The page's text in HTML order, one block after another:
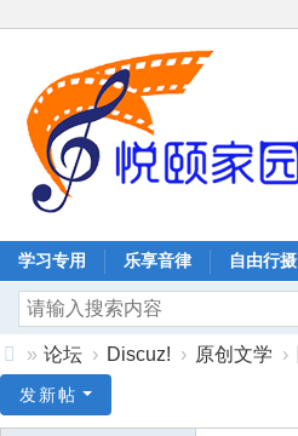
学习专用 乐享音律 自由行摄
同
» 论坛 › Discuz! › 原创文学 ›
发新帖